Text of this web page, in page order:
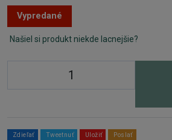
Vypredané
Našiel si produkt niekde lacnejšie?
Zdieľať Tweetnuť Uložiť Poslať